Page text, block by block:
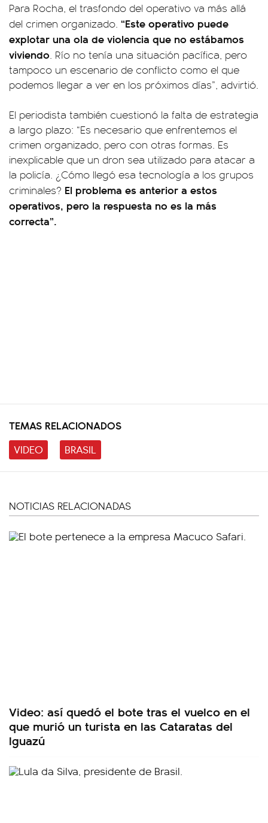
Para Rocha, el trasfondo del operativo va más allá
del crimen organizado. “Este operativo puede
explotar una ola de violencia que no estábamos
viviendo. Río no tenía una situación pacífica, pero
tampoco un escenario de conflicto como el que
podemos llegar a ver en los próximos días”, advirtió.
El periodista también cuestionó la falta de estrategia
a largo plazo: “Es necesario que enfrentemos el
crimen organizado, pero con otras formas. Es
inexplicable que un dron sea utilizado para atacar a
la policía. ¿Cómo llegó esa tecnología a los grupos
criminales? El problema es anterior a estos
operativos, pero la respuesta no es la más
correcta”.
TEMAS RELACIONADOS
VIDEO
BRASIL
NOTICIAS RELACIONADAS
Video: así quedó el bote tras el vuelco en el
que murió un turista en las Cataratas del
Iguazú